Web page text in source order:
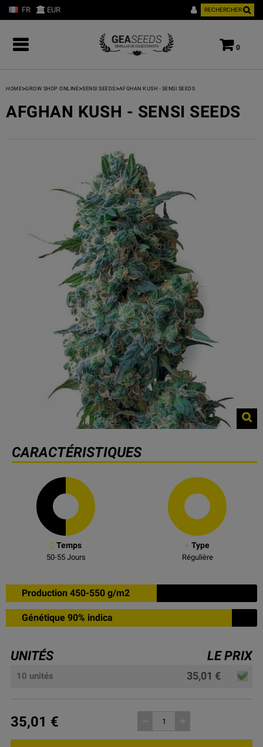
FR EUR RECHERCHER
0
HOME>GROW SHOP ONLINE>SENSI SEEDS >AFGHAN KUSH - SENSI SEEDS
AFGHAN KUSH - SENSI SEEDS
CARACTÉRISTIQUES
Temps
50-55Jours
Type
Régulière
Production 450-550 g/m2
Génétique 90% indica
UNITÉS LE PRIX
10 unités 35,01 €
35,01 € add